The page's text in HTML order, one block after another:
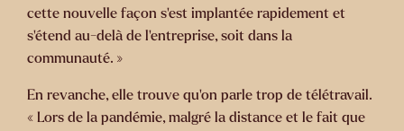
cette nouvelle façon s’est implantée rapidement et
s’étend au-delà de l’entreprise, soit dans la
communauté. »
En revanche, elle trouve qu’on parle trop de télétravail.
« Lors de la pandémie, malgré la distance et le fait que